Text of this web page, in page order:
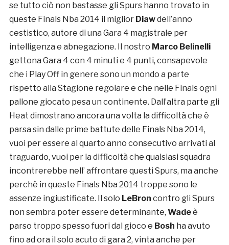
se tutto ciò non bastasse gli Spurs hanno trovato in
queste Finals Nba 2014 il miglior Diawdell’anno
cestistico, autore di una Gara 4 magistrale per
intelligenza e abnegazione. Il nostro Marco Belinelli
gettona Gara 4 con 4 minuti e 4 punti, consapevole
che i Play Off in genere sono un mondo a parte
rispetto alla Stagione regolare e che nelle Finals ogni
pallone giocato pesa un continente. Dall’altra parte gli
Heat dimostrano ancora una volta la difficoltà che è
parsa sin dalle prime battute delle Finals Nba 2014,
vuoi per essere al quarto anno consecutivo arrivati al
traguardo, vuoi per la difficoltà che qualsiasi squadra
incontrerebbe nell’ affrontare questi Spurs, ma anche
perchè in queste Finals Nba 2014 troppe sono le
assenze ingiustificate. Il solo LeBron contro gli Spurs
non sembra poter essere determinante, Wadeè
parso troppo spesso fuori dal gioco e Bosh ha avuto
fino ad ora il solo acuto di gara 2, vinta anche per